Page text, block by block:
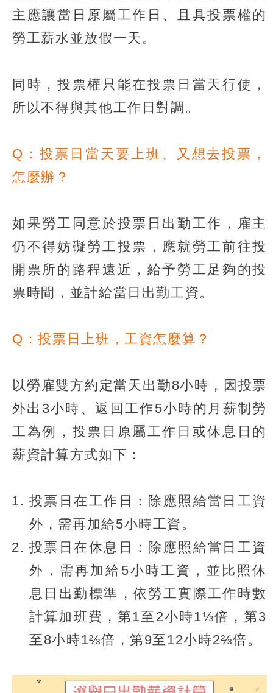
主應讓當日原屬工作日、且具投票權的
勞工薪水並放假一天。
同時，投票權只能在投票日當天行使，
所以不得與其他工作日對調。
Q：投票日當天要上班、又想去投票，
怎麼辦？
如果勞工同意於投票日出勤工作，雇主
仍不得妨礙勞工投票，應就勞工前往投
開票所的路程遠近，給予勞工足夠的投
票時間，並計給當日出勤工資。
Q：投票日上班，工資怎麼算？
以勞雇雙方約定當天出勤8小時，因投票
外出3小時、返回工作5小時的月薪制勞
工為例，投票日原屬工作日或休息日的
薪資計算方式如下：
投票日在工作日：除應照給當日工資
外，需再加給5小時工資。
投票日在休息日：除應照給當日工資
外，需再加給5小時工資，並比照休
息日出勤標準，依勞工實際工作時數
計算加班費，第1至2小時1⅓倍，第3
至8小時1⅔倍，第9至12小時2⅔倍。